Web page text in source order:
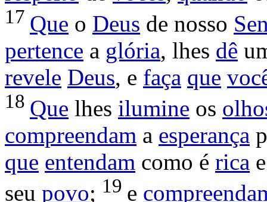
17 Que o Deus de nosso
pertence a glória, lhes dê
revele Deus, e faça que
18 Que lhes ilumine os
compreendam a esperança
que entendam como é rica
seu povo; 19 e